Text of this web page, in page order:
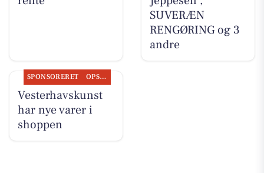
SUVERÆN
RENGØRING og 3
andre
SPONSORERET OPSLAGSTAVLEN
Vesterhavskunst
har nye varer i
shoppen